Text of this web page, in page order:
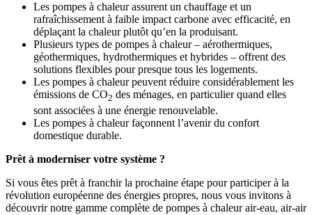
Les pompes à chaleur assurent un chauffage et un
rafraîchissement à faible impact carbone avec efficacité, en
déplaçant la chaleur plutôt qu’en la produisant.
Plusieurs types de pompes à chaleur – aérothermiques,
géothermiques, hydrothermiques et hybrides – offrent des
solutions flexibles pour presque tous les logements.
Les pompes à chaleur peuvent réduire considérablement les
émissions de CO2 des ménages, en particulier quand elles
sont associées à une énergie renouvelable.
Les pompes à chaleur façonnent l’avenir du confort
domestique durable.
Prêt à moderniser votre système ?
Si vous êtes prêt à franchir la prochaine étape pour participer à la
révolution européenne des énergies propres, nous vous invitons à
découvrir notre gamme complète de pompes à chaleur air-eau, air-air